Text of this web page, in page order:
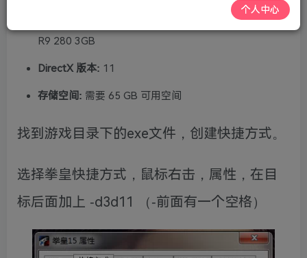
Nvidia GeForce GTX 770 2GB / AMD Radeon
R9 280 3GB
DirectX 版本: 11
存储空间: 需要 65 GB 可用空间
找到游戏目录下的exe文件，创建快捷方式。
选择拳皇快捷方式，鼠标右击，属性，在目
标后面加上 -d3d11 （-前面有一个空格）
个人中心